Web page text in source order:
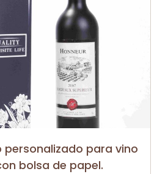
personalizado para vino
bolsa de papel.